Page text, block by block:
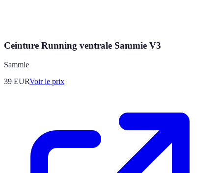
Ceinture Running ventrale Sammie V3
Sammie
39 EURVoir le prix